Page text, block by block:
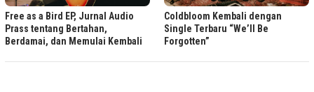
Free as a Bird EP, Jurnal Audio
Prass tentang Bertahan,
Berdamai, dan Memulai Kembali
Coldbloom Kembali dengan
Single Terbaru “We’ll Be
Forgotten”